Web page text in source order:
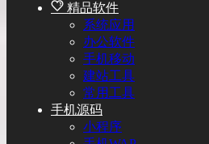
精品软件
系统应用
办公软件
手机移动
建站工具
常用工具
手机源码
小程序